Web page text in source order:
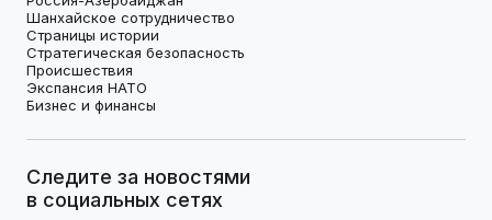
Шанхайское сотрудничество
Страницы истории
Стратегическая безопасность
Происшествия
Экспансия НАТО
Бизнес и финансы
Следите за новостями
в социальных сетях